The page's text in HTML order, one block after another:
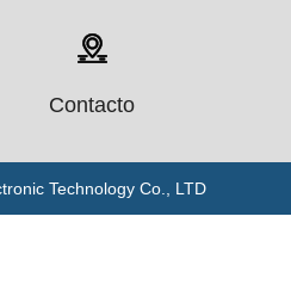
Contacto
Technology Co., LTD